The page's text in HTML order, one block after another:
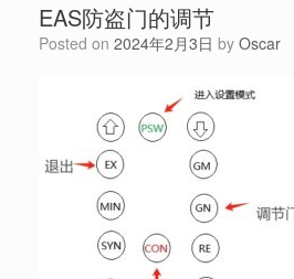
EAS防盗门的调节
Posted on 2024年2月3日 by Oscar